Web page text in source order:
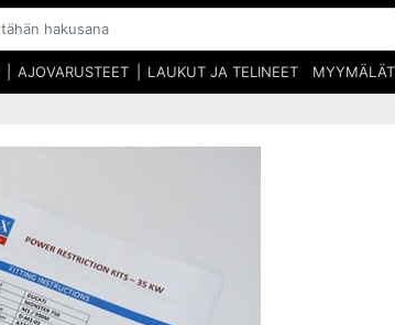
AJOVARUSTEET LAUKUT JA TELINEET MYYMÄLÄT